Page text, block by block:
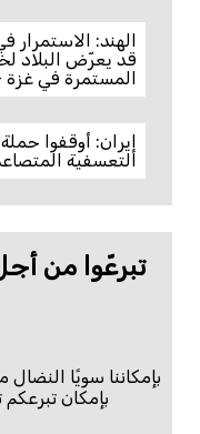
الهند: الاستمرار
قد يعرّض البلاد
المستمرة في
إيران: أوقفوا
التعسفية
تبرعّوا من
بإمكاننا سويًا
بإمكان